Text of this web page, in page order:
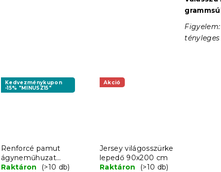
Kedvezménykupon
-15% "MINUSZ15"
Renforcé pamut
ágyneműhuzat
LUNARIA zöld
Raktáron (>10 db)
Akció
Jersey világosszürke
lepedő 90x200 cm
Raktáron
(>10 db)